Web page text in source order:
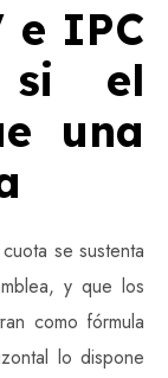
e IPC
si el
una
se sustenta
y que los
como fórmula
lo dispone